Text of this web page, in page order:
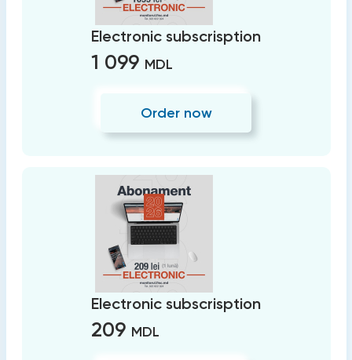
Electronic subscrisption
1 099 MDL
Order now
Electronic subscrisption
209 MDL